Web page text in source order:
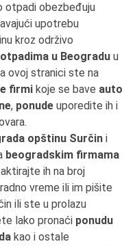
otpadi obezbeđuju
upotrebu
kroz održivo
u Beogradu u
ovoj stranici ste na
firmi koje se bave auto
, ponude uporedite ih i
opštinu Surčin i
beogradskim firmama
ih na broj
vreme ili im pišite
ili ste u prolazu
lako pronaći ponudu
kao i ostale